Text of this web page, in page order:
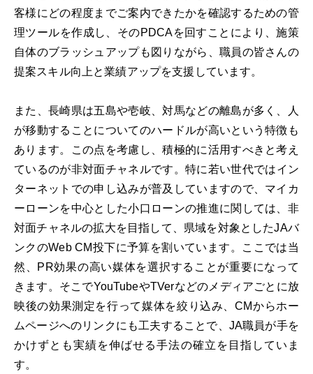
客様にどの程度までご案内できたかを確認するための管
理ツールを作成し、そのPDCAを回すことにより、施策
自体のブラッシュアップも図りながら、職員の皆さんの
提案スキル向上と業績アップを支援しています。
また、長崎県は五島や壱岐、対馬などの離島が多く、人
が移動することについてのハードルが高いという特徴も
あります。この点を考慮し、積極的に活用すべきと考え
ているのが非対面チャネルです。特に若い世代ではイン
ターネットでの申し込みが普及していますので、マイカ
ーローンを中心とした小口ローンの推進に関しては、非
対面チャネルの拡大を目指して、県域を対象としたJAバ
ンクのWeb CM投下に予算を割いています。ここでは当
然、PR効果の高い媒体を選択することが重要になって
きます。そこでYouTubeやTVerなどのメディアごとに放
映後の効果測定を行って媒体を絞り込み、CMからホー
ムページへのリンクにも工夫することで、JA職員が手を
かけずとも実績を伸ばせる手法の確立を目指していま
す。